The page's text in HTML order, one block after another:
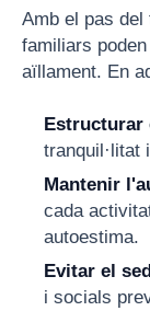
Amb el pas
familiars
aïllament. En
Estructurar
tranquil·litat
Mantenir
cada
autoestima.
Evitar el
i socials